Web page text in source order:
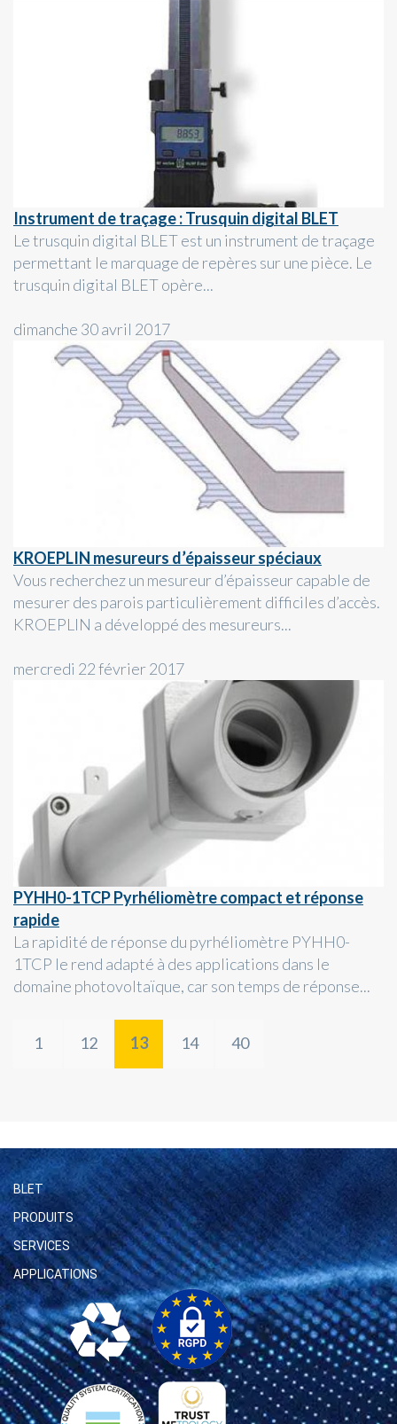
Instrument de traçage : Trusquin digital BLET
Le trusquin digital BLET est un instrument de traçage
permettant le marquage de repères sur une pièce. Le
trusquin digital BLET opère...
dimanche 30 avril 2017
KROEPLIN mesureurs d’épaisseur spéciaux
Vous recherchez un mesureur d’épaisseur capable de
mesurer des parois particulièrement difficiles d’accès.
KROEPLIN a développé des mesureurs...
mercredi 22 février 2017
PYHH0-1TCP Pyrhéliomètre compact et réponse
rapide
La rapidité de réponse du pyrhéliomètre PYHH0-
1TCP le rend adapté à des applications dans le
domaine photovoltaïque, car son temps de réponse...
1 12 13 14 40
BLET
PRODUITS
SERVICES
APPLICATIONS